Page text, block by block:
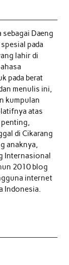
Daeng
pada
lahir di
pada berat
menulis ini,
kumpulan
atas
penting,
di Cikarang
anaknya,
Internasional
2010 blog
internet
Indonesia.